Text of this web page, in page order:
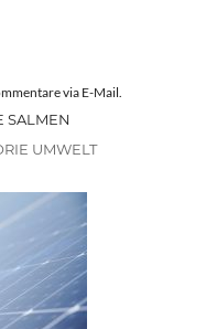
via E-Mail.
SALMEN
UMWELT